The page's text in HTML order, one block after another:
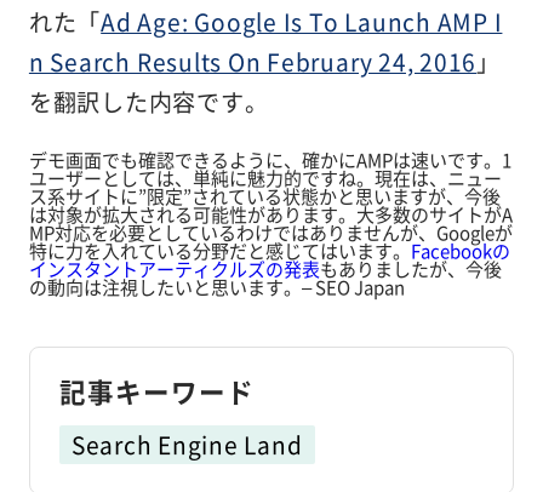
れた「Ad Age: Google Is To Launch AMP I
n Search Results On February 24, 2016 」
を翻訳した内容です。
デモ画面でも確認できるように、確かにAMPは速いです。1
ユーザーとしては、単純に魅力的ですね。現在は、ニュー
ス系サイトに”限定”されている状態かと思いますが、今後
は対象が拡大される可能性があります。大多数のサイトがA
MP対応を必要としているわけではありませんが、Googleが
特に力を入れている分野だと感じてはいます。 Facebookの
インスタントアーティクルズの発表もありましたが、今後
の動向は注視したいと思います。– SEO Japan
記事キーワード
Search Engine Land